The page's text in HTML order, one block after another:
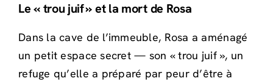
Le « trou juif » et la mort de Rosa
Dans la cave de l’immeuble, Rosa a aménagé
un petit espace secret — son « trou juif », un
refuge qu’elle a préparé par peur d’être à